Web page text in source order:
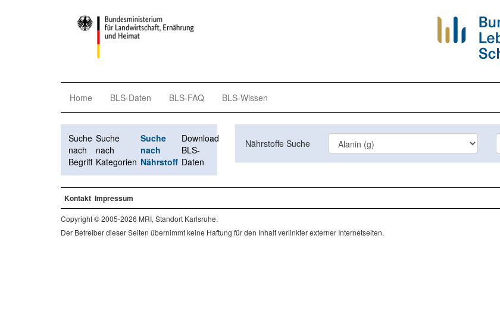
Home BLS-Daten BLS-FAQ BLS-Wissen
Suche
nach
Begriff
Suche
nach
Kategorien
Suche
nach
Nährstoff
Download
BLS-
Daten
Nährstoffe Suche
Kontakt Impressum
Copyright © 2005-2026 MRI, Standort Karlsruhe.
Der Betreiber dieser Seiten übernimmt keine Haftung für den Inhalt verlinkter externer Internetseiten.